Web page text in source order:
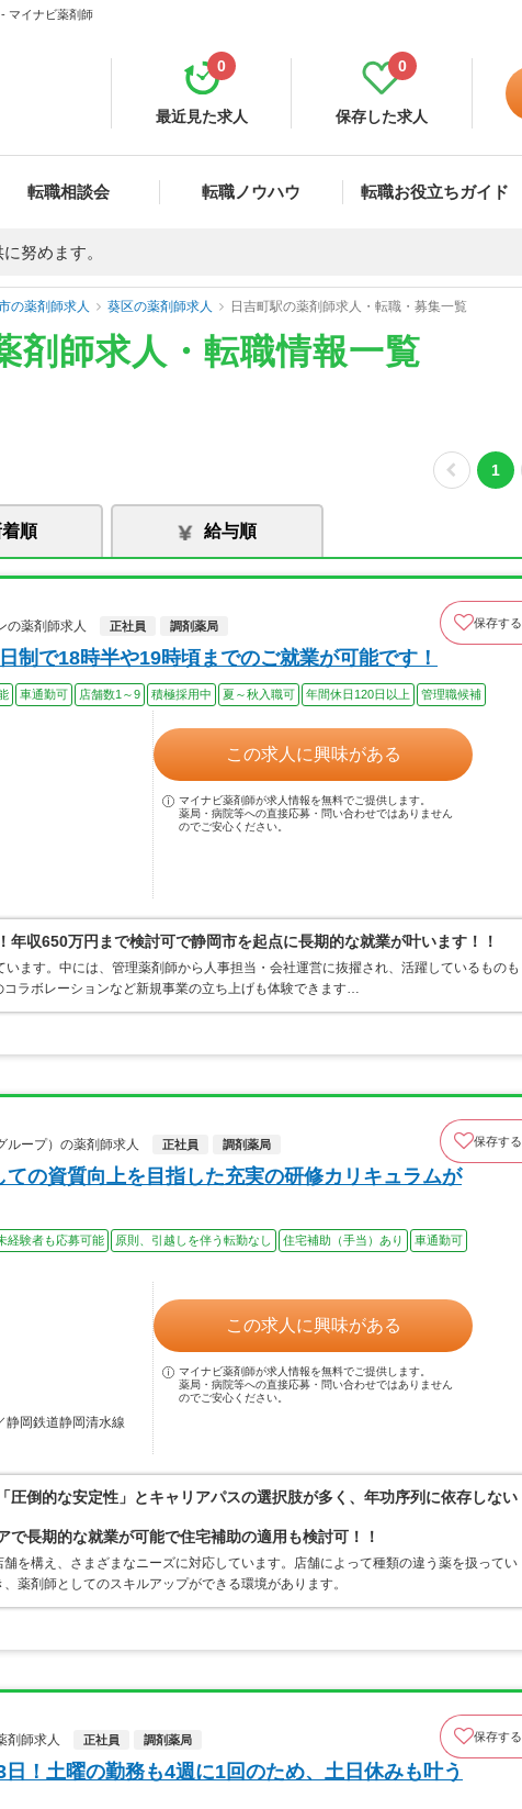
マイナビ薬剤師
最近見た求人
0
保存した求人
0
転職相談会 転職ノウハウ 転職お役立ちガイド
努めます。
の薬剤師求人 葵区の薬剤師求人 日吉町駅の薬剤師求人・転職・募集一覧
剤師求人・転職情報一覧
1
順 給与順
の薬剤師求人
正社員 調剤薬局 保存する
制で18時半や19時頃までのご就業が可能です！
車通勤可 店舗数1～9 積極採用中 夏～秋入職可 年間休日120日以上 管理職候補
この求人に興味がある
マイナビ薬剤師が求人情報を無料でご提供します。
薬局・病院等への直接応募・問い合わせではありません
のでご安心ください。
年収650万円まで検討可で静岡市を起点に長期的な就業が叶います！！
ます。中には、管理薬剤師から人事担当・会社運営に抜擢され、活躍しているものも
ラボレーションなど新規事業の立ち上げも体験できます…
ープ）の薬剤師求人
正社員 調剤薬局 保存する
ての資質向上を目指した充実の研修カリキュラムが
経験者も応募可能 原則、引越しを伴う転勤なし 住宅補助（手当）あり
車通勤可
静岡鉄道静岡清水線
この求人に興味がある
マイナビ薬剤師が求人情報を無料でご提供します。
薬局・病院等への直接応募・問い合わせではありません
のでご安心ください。
圧倒的な安定性」とキャリアパスの選択肢が多く、年功序列に依存しない
で長期的な就業が可能で住宅補助の適用も検討可！！
を構え、さまざまなニーズに対応しています。店舗によって種類の違う薬を扱ってい
薬剤師としてのスキルアップができる環境があります。
師求人
正社員 調剤薬局 保存する
日！土曜の勤務も4週に1回のため、土日休みも叶う